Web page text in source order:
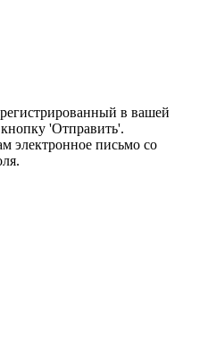
в вашей
'Отправить'.
электронное письмо со